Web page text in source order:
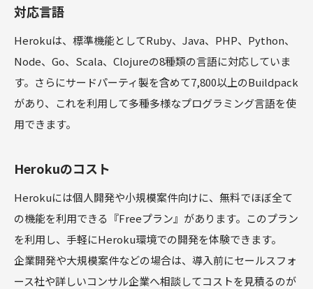
対応言語
Herokuは、標準機能としてRuby、Java、PHP、Python、
Node、Go、Scala、Clojureの8種類の言語に対応していま
す。さらにサードパーティ製を含めて7,800以上のBuildpack
があり、これを利用して多種多様なプログラミング言語を使
用できます。
Herokuのコスト
Herokuには個人開発や小規模案件向けに、無料でほぼ全て
の機能を利用できる『Freeプラン』があります。このプラン
を利用し、手軽にHeroku環境での開発を体験できます。
企業開発や大規模案件などの場合は、導入前にセールスフォ
ース社や詳しいコンサル企業へ相談してコストを見積るのが